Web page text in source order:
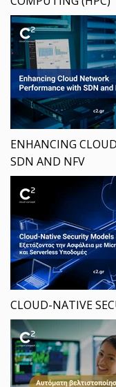
ENHANCING
SDN AND NFV
CLOUD-NATIVE